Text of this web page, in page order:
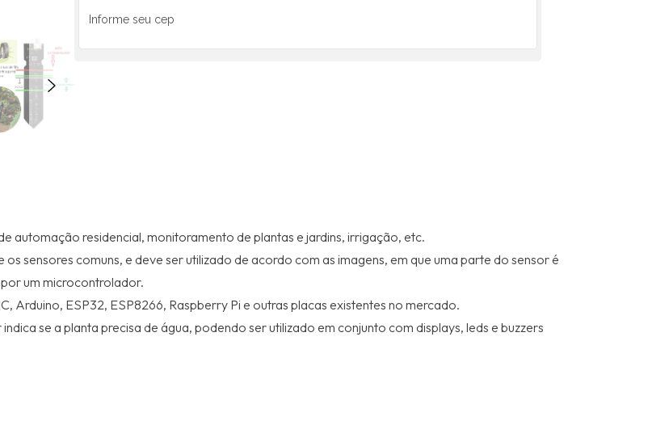
automação residencial, monitoramento de plantas e jardins, irrigação, etc.
sensores comuns, e deve ser utilizado de acordo com as imagens, em que uma parte do sensor é
um microcontrolador.
Arduino, ESP32, ESP8266, Raspberry Pi e outras placas existentes no mercado.
se a planta precisa de água, podendo ser utilizado em conjunto com displays, leds e buzzers